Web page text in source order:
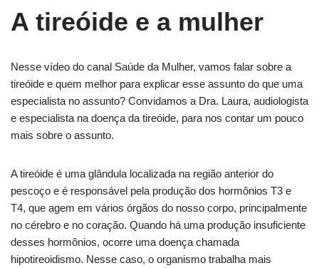
A tireóide e a mulher
Nesse vídeo do canal Saúde da Mulher, vamos falar sobre a
tireóide e quem melhor para explicar esse assunto do que uma
especialista no assunto? Convidamos a Dra. Laura, audiologista
e especialista na doença da tireóide, para nos contar um pouco
mais sobre o assunto.
A tireóide é uma glândula localizada na região anterior do
pescoço e é responsável pela produção dos hormônios T3 e
T4, que agem em vários órgãos do nosso corpo, principalmente
no cérebro e no coração. Quando há uma produção insuficiente
desses hormônios, ocorre uma doença chamada
hipotireoidismo. Nesse caso, o organismo trabalha mais